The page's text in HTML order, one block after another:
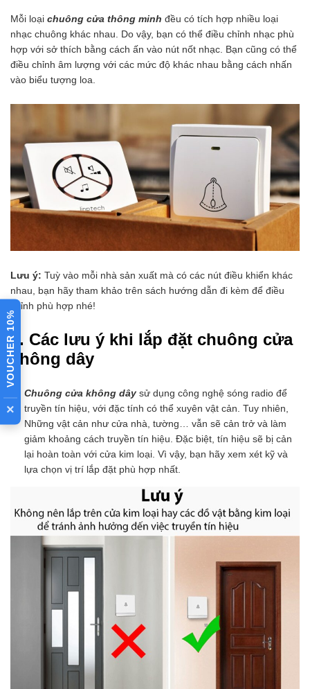
Mỗi loại chuông cửa thông minh đều có tích hợp nhiều loại
nhạc chuông khác nhau. Do vậy, bạn có thể điều chỉnh nhạc phù
hợp với sở thích bằng cách ấn vào nút nốt nhạc. Bạn cũng có thể
điều chỉnh âm lượng với các mức độ khác nhau bằng cách nhấn
vào biểu tượng loa.
Lưu ý: Tuỳ vào mỗi nhà sản xuất mà có các nút điều khiển khác
nhau, bạn hãy tham khảo trên sách hướng dẫn đi kèm để điều
chỉnh phù hợp nhé!
3. Các lưu ý khi lắp đặt chuông cửa
không dây
Chuông cửa không dây sử dụng công nghệ sóng radio để
truyền tín hiệu, với đặc tính có thể xuyên vật cản. Tuy nhiên,
Những vật cản như cửa nhà, tường… vẫn sẽ cản trở và làm
giảm khoảng cách truyền tín hiệu. Đặc biệt, tín hiệu sẽ bị cản
lại hoàn toàn với cửa kim loại. Vì vậy, bạn hãy xem xét kỹ và
lựa chọn vị trí lắp đặt phù hợp nhất.
VOUCHER 10%
×